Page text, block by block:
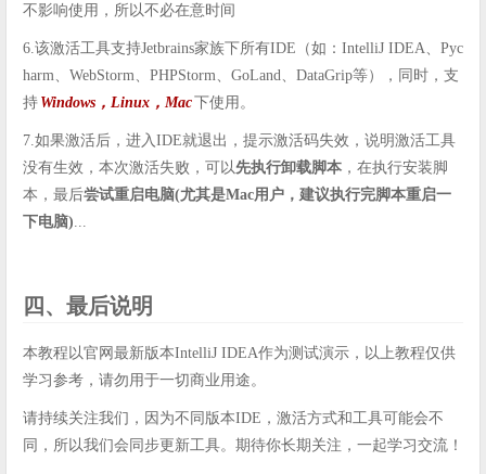
不影响使用，所以不必在意时间
6.该激活工具支持Jetbrains家族下所有IDE（如：IntelliJ IDEA、Pyc
harm、WebStorm、PHPStorm、GoLand、DataGrip等），同时，支
持 Windows，Linux，Mac下使用。
7.如果激活后，进入IDE就退出，提示激活码失效，说明激活工具
没有生效，本次激活失败，可以先执行卸载脚本 ，在执行安装脚
本，最后尝试重启电脑(尤其是Mac用户，建议执行完脚本重启一
下电脑)
四、最后说明
本教程以官网最新版本IntelliJ IDEA作为测试演示，以上教程仅供
学习参考，请勿用于一切商业用途。
请持续关注我们，因为不同版本IDE，激活方式和工具可能会不
同，所以我们会同步更新工具。期待你长期关注，一起学习交流！